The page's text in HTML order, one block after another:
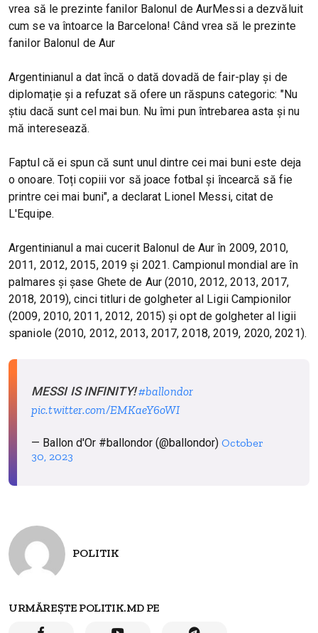
vrea să le prezinte fanilor Balonul de AurMessi a dezvăluit
cum se va întoarce la Barcelona! Când vrea să le prezinte
fanilor Balonul de Aur
Argentinianul a dat încă o dată dovadă de fair-play și de
diplomație și a refuzat să ofere un răspuns categoric: "Nu
știu dacă sunt cel mai bun. Nu îmi pun întrebarea asta și nu
mă interesează.
Faptul că ei spun că sunt unul dintre cei mai buni este deja
o onoare. Toți copiii vor să joace fotbal și încearcă să fie
printre cei mai buni", a declarat Lionel Messi, citat de
L'Equipe.
Argentinianul a mai cucerit Balonul de Aur în 2009, 2010,
2011, 2012, 2015, 2019 şi 2021. Campionul mondial are în
palmares şi şase Ghete de Aur (2010, 2012, 2013, 2017,
2018, 2019), cinci titluri de golgheter al Ligii Campionilor
(2009, 2010, 2011, 2012, 2015) şi opt de golgheter al ligii
spaniole (2010, 2012, 2013, 2017, 2018, 2019, 2020, 2021).
MESSI IS INFINITY!#ballondor
pic.twitter.com/EMKaeY6oWI
— Ballon d'Or #ballondor (@ballondor) October
30, 2023
POLITIK
URMĂREȘTE POLITIK.MD PE